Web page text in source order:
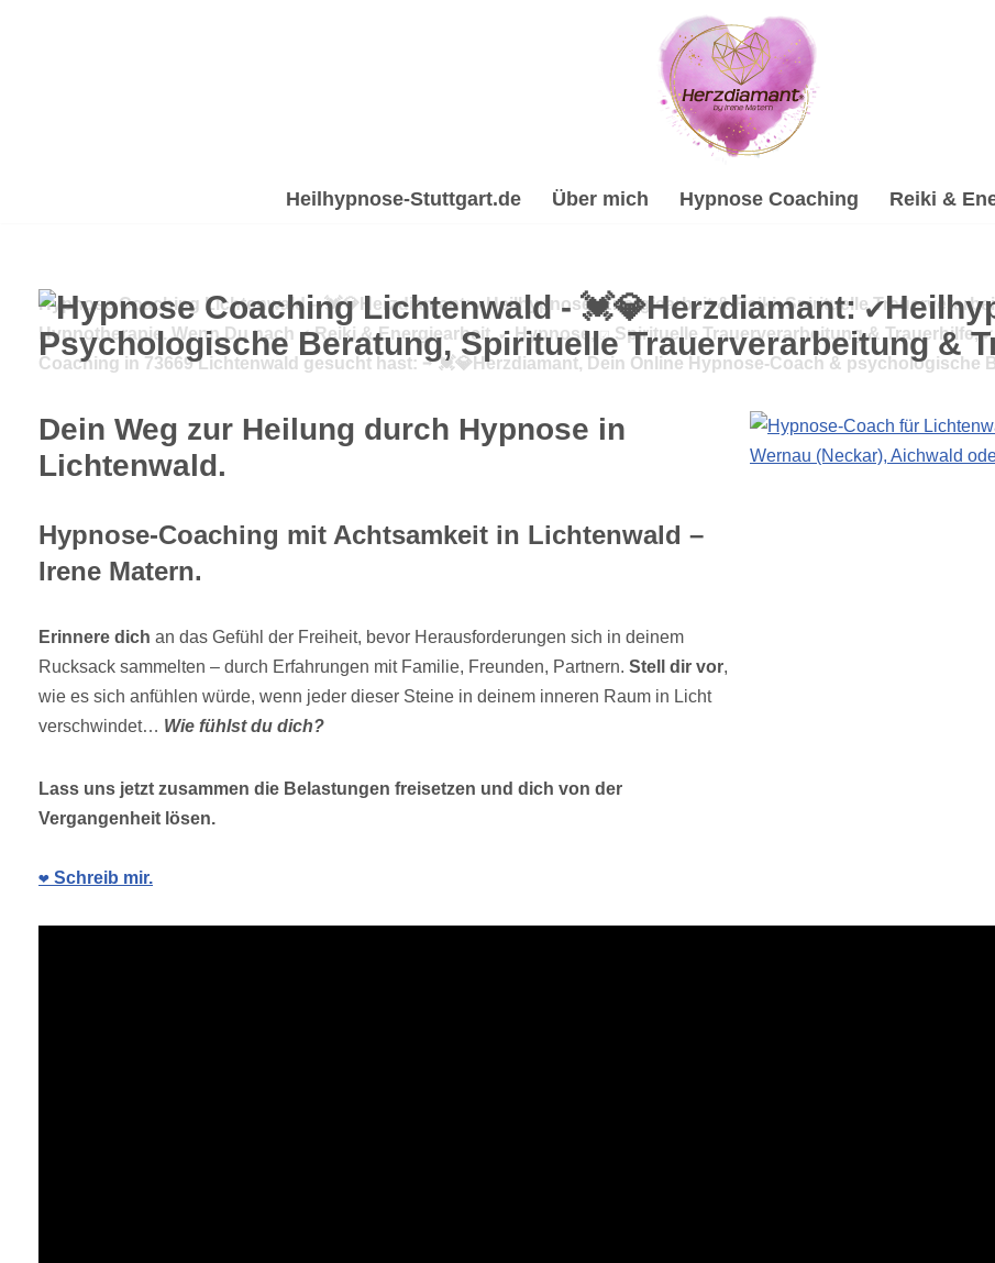
Heilhypnose-Stuttgart.de Über mich Hypnose Coaching Reiki &
Hypnose Coaching Lichtenwald – 💓️💎Herzdiamant: ✔️Heilhypnose, Energiearbeit & Reiki, Spirituelle
Hypnotherapie. Wenn Du nach ✔️ Reiki & Energiearbeit, ✔️ Hypnose, ☑️ Spirituelle Trauerverarbeitung &
Coaching in 73669 Lichtenwald gesucht hast: ➡️ 💓️💎Herzdiamant, Dein Online Hypnose-Coach & psychologische
Dein Weg zur Heilung durch Hypnose in
Lichtenwald.
Hypnose-Coaching mit Achtsamkeit in Lichtenwald –
Irene Matern.
Erinnere dich an das Gefühl der Freiheit, bevor Herausforderungen sich in deinem
Rucksack sammelten – durch Erfahrungen mit Familie, Freunden, Partnern. Stell dir vor,
wie es sich anfühlen würde, wenn jeder dieser Steine in deinem inneren Raum in Licht
verschwindet… Wie fühlst du dich?
Lass uns jetzt zusammen die Belastungen freisetzen und dich von der
Vergangenheit lösen.
❤️ Schreib mir.